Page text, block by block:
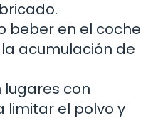
beber en el coche
acumulación de
lugares con
limitar el polvo y